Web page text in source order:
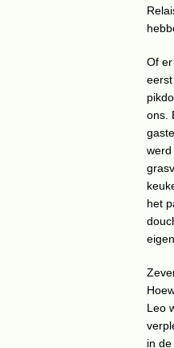
Of
ons.
het
Leo
in